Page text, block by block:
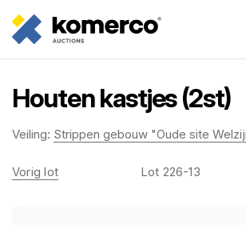
Houten kastjes (2st)
Veiling: Strippen gebouw "Oude site
Vorig lot Lot 226-13